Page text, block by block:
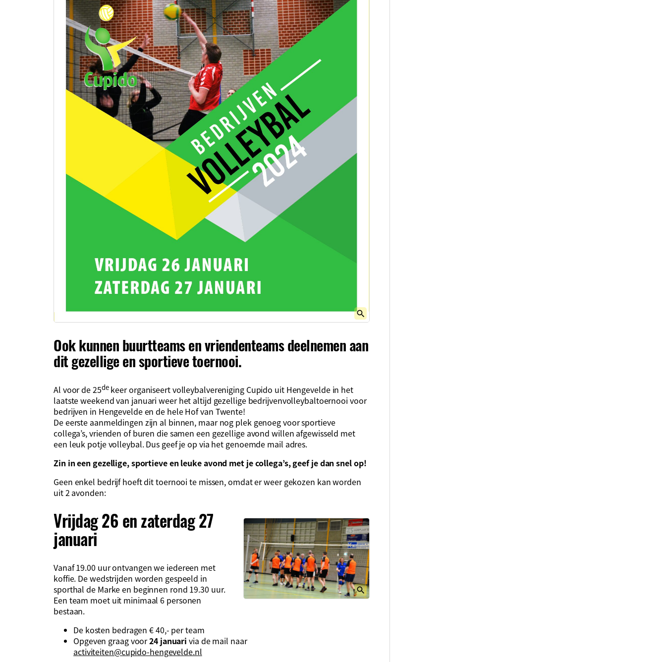
Ook kunnen buurtteams en vriendenteams deelnemen aan
dit gezellige en sportieve toernooi.
Al voor de 25dekeer organiseert volleybalvereniging Cupido uit Hengevelde in het
laatste weekend van januari weer het altijd gezellige bedrijvenvolleybaltoernooi voor
bedrijven in Hengevelde en de hele Hof van Twente!
De eerste aanmeldingen zijn al binnen, maar nog plek genoeg voor sportieve
collega’s, vrienden of buren die samen een gezellige avond willen afgewisseld met
een leuk potje volleybal. Dus geef je op via het genoemde mail adres.
Zin in een gezellige, sportieve en leuke avond met je collega’s, geef je dan snel op!
Geen enkel bedrijf hoeft dit toernooi te missen, omdat er weer gekozen kan worden
uit 2 avonden:
Vrijdag 26 en zaterdag 27
januari
Vanaf 19.00 uur ontvangen we iedereen met
koffie. De wedstrijden worden gespeeld in
sporthal de Marke en beginnen rond 19.30 uur.
Een team moet uit minimaal 6 personen
bestaan.
De kosten bedragen € 40,- per team
Opgeven graag voor24 januari via de mail naar
activiteiten@cupido-hengevelde.nl